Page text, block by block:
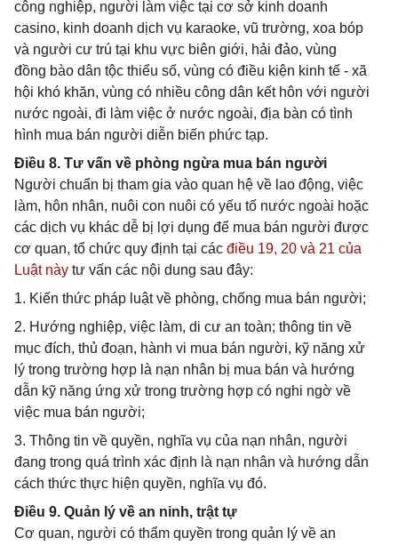
công nghiệp, người làm việc tại cơ sở kinh doanh
casino, kinh doanh dịch vụ karaoke, vũ trường, xoa bóp
và người cư trú tại khu vực biên giới, hải đảo, vùng
đồng bào dân tộc thiểu số, vùng có điều kiện kinh tế - xã
hội khó khăn, vùng có nhiều công dân kết hôn với người
nước ngoài, đi làm việc ở nước ngoài, địa bàn có tình
hình mua bán người diễn biến phức tạp.
Điều 8. Tư vấn về phòng ngừa mua bán người
Người chuẩn bị tham gia vào quan hệ về lao động, việc
làm, hôn nhân, nuôi con nuôi có yếu tố nước ngoài hoặc
các dịch vụ khác dễ bị lợi dụng để mua bán người được
cơ quan, tổ chức quy định tại các điều 19, 20 và 21 của
Luật này tư vấn các nội dung sau đây:
1. Kiến thức pháp luật về phòng, chống mua bán người;
2. Hướng nghiệp, việc làm, di cư an toàn; thông tin về
mục đích, thủ đoạn, hành vi mua bán người, kỹ năng xử
lý trong trường hợp là nạn nhân bị mua bán và hướng
dẫn kỹ năng ứng xử trong trường hợp có nghi ngờ về
việc mua bán người;
3. Thông tin về quyền, nghĩa vụ của nạn nhân, người
đang trong quá trình xác định là nạn nhân và hướng dẫn
cách thức thực hiện quyền, nghĩa vụ đó.
Điều 9. Quản lý về an ninh, trật tự
Cơ quan, người có thẩm quyền trong quản lý về an